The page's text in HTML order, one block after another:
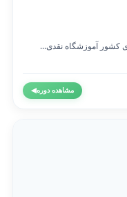
آموزشگاه نقدی...
مشاهده دوره◀